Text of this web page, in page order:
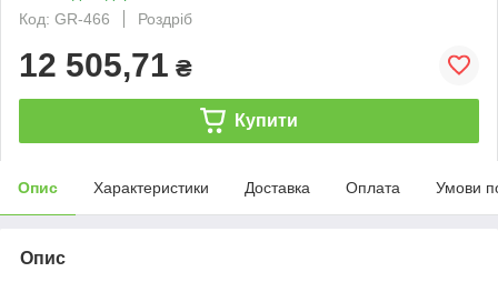
Код: GR-466
Роздріб
12 505,71 ₴
Купити
Опис Характеристики Доставка Оплата Умови
Опис